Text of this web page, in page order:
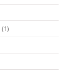
(1)